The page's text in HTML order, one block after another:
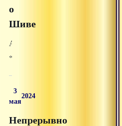
о
Шиве
Аудиолекция
«Никогда
из
3
мая
2024
Непрерывно